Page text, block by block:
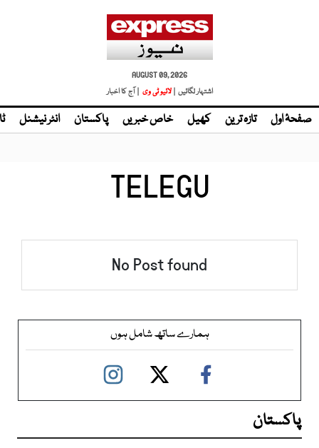
AUGUST 09, 2026
اشتہار لگائیں | لائیو ٹی وی | آج کا اخبار
صفحۂ اول تازہ ترین کھیل خاص خبریں پاکستان انٹر نیشنل
TELEGU
No Post found
ہمارے ساتھ شامل ہوں
پاکستان